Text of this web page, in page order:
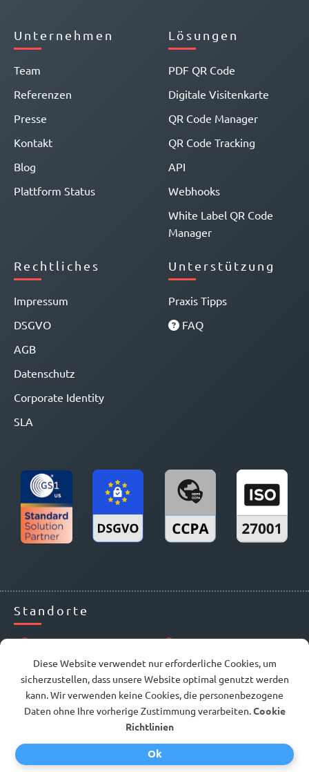
Unternehmen
Team
Referenzen
Presse
Kontakt
Blog
Plattform Status
Lösungen
PDF QR Code
Digitale Visitenkarte
QR Code Manager
QR Code Tracking
API
Webhooks
White Label QR Code
Manager
Rechtliches
Impressum
DSGVO
AGB
Datenschutz
Corporate Identity
SLA
Unterstützung
Praxis Tipps
FAQ
Standorte
Office Wien
Mariahilfer Straße 7/2
1060 Wien
Office Barcelona
P. Sant Joan, 12, 3-1
08010 Barcelona
Diese Website verwendet nur erforderliche Cookies, um
sicherzustellen, dass unsere Website optimal genutzt werden
kann. Wir verwenden keine Cookies, die personenbezogene
Daten ohne Ihre vorherige Zustimmung verarbeiten.Cookie
Richtlinien
Ok